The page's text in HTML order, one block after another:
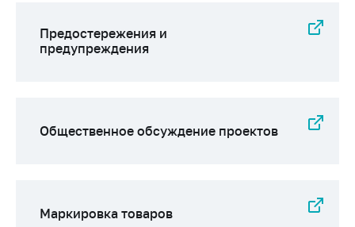
Предостережения и
предупреждения
Общественное обсуждение проектов
Маркировка товаров